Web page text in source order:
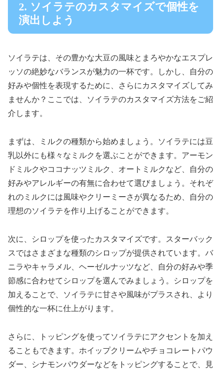
2. ソイラテのカスタマイズで個性を
演出しよう
ソイラテは、その豊かな大豆の風味とまろやかなエスプレ
ッソの絶妙なバランスが魅力の一杯です。しかし、自分の
好みや個性を表現するために、さらにカスタマイズしてみ
ませんか？ここでは、ソイラテのカスタマイズ方法をご紹
介します。
まずは、ミルクの種類から始めましょう。ソイラテには豆
乳以外にも様々なミルクを選ぶことができます。アーモン
ドミルクやココナッツミルク、オートミルクなど、自分の
好みやアレルギーの有無に合わせて選びましょう。それぞ
れのミルクには風味やクリーミーさが異なるため、自分の
理想のソイラテを作り上げることができます。
次に、シロップを使ったカスタマイズです。スターバック
スではさまざまな種類のシロップが提供されています。バ
ニラやキャラメル、ヘーゼルナッツなど、自分の好みや季
節感に合わせてシロップを選んでみましょう。シロップを
加えることで、ソイラテに甘さや風味がプラスされ、より
個性的な一杯に仕上がります。
さらに、トッピングを使ってソイラテにアクセントを加え
ることもできます。ホイップクリームやチョコレートパウ
ダー、シナモンパウダーなどをトッピングすることで、見